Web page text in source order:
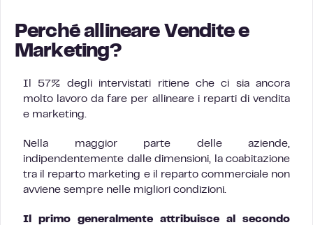
Perché allineare Vendite e
Marketing?
Il 57% degli intervistati ritiene che ci sia ancora
molto lavoro da fare per allineare i reparti di vendita
e marketing.
Nella maggior parte delle aziende,
indipendentemente dalle dimensioni, la coabitazione
tra il reparto marketing e il reparto commerciale non
avviene sempre nelle migliori condizioni.
Il primo generalmente attribuisce al secondo